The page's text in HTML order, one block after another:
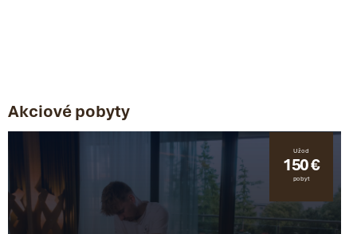
Akciové pobyty
Už od
150 €
pobyt